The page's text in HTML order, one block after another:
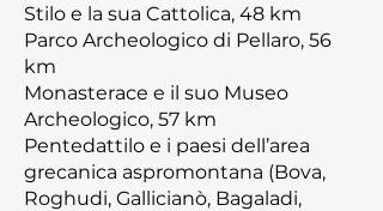
Stilo e la sua Cattolica, 48 km
Parco Archeologico di Pellaro, 56
km
Monasterace e il suo Museo
Archeologico, 57 km
Pentedattilo e i paesi dell’area
grecanica aspromontana (Bova,
Roghudi, Gallicianò, Bagaladi,